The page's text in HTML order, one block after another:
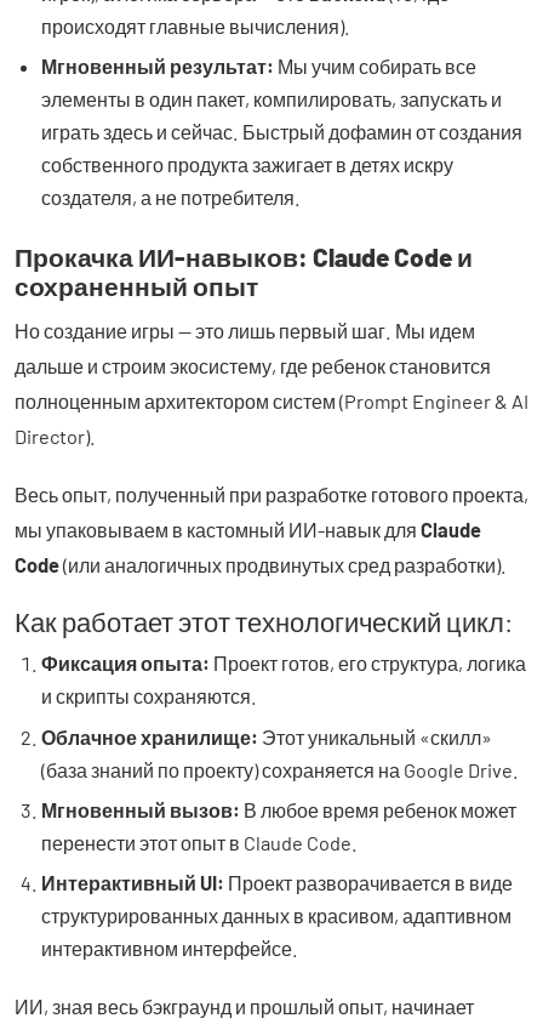
происходят главные вычисления).
Мгновенный результат: Мы учим собирать все
элементы в один пакет, компилировать, запускать и
играть здесь и сейчас. Быстрый дофамин от создания
собственного продукта зажигает в детях искру
создателя, а не потребителя.
Прокачка ИИ-навыков: Claude Code и
сохраненный опыт
Но создание игры — это лишь первый шаг. Мы идем
дальше и строим экосистему, где ребенок становится
полноценным архитектором систем (Prompt Engineer & AI
Director).
Весь опыт, полученный при разработке готового проекта,
мы упаковываем в кастомный ИИ-навык для Claude
Code(или аналогичных продвинутых сред разработки).
Как работает этот технологический цикл:
Фиксация опыта: Проект готов, его структура, логика
и скрипты сохраняются.
Облачное хранилище: Этот уникальный «скилл»
(база знаний по проекту) сохраняется на Google Drive.
Мгновенный вызов: В любое время ребенок может
перенести этот опыт в Claude Code.
Интерактивный UI: Проект разворачивается в виде
структурированных данных в красивом, адаптивном
интерактивном интерфейсе.
ИИ, зная весь бэкграунд и прошлый опыт, начинает